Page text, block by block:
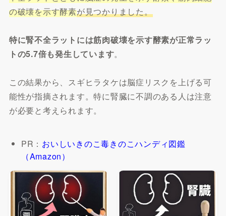
の破壊を示す酵素が見つかりました。
特に腎不全ラットには筋肉破壊を示す酵素が正常ラッ
トの5.7倍も発生しています。
この結果から、スギヒラタケは脳症リスクを上げる可
能性が指摘されます。特に腎臓に不調のある人は注意
が必要と考えられます。
PR： おいしいきのこ毒きのこハンディ図鑑
（Amazon）